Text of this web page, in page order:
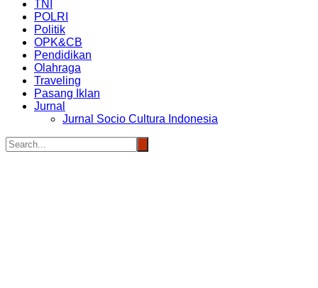
TNI
POLRI
Politik
OPK&CB
Pendidikan
Olahraga
Traveling
Pasang Iklan
Jurnal
Jurnal Socio Cultura Indonesia